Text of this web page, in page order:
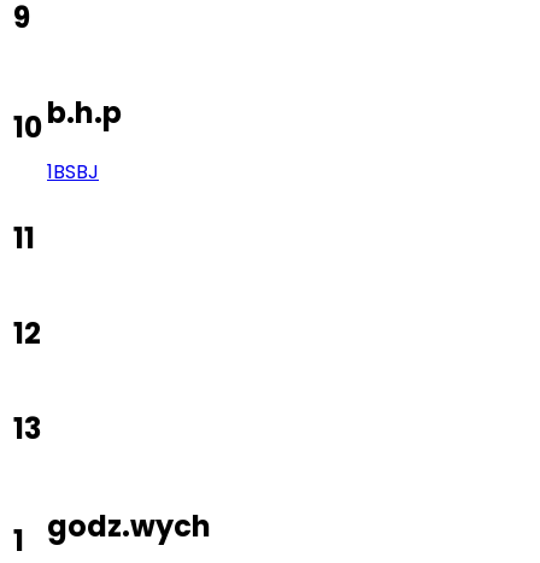
9
10b.h.p
1BSBJ
11
12
13
1 godz.wych